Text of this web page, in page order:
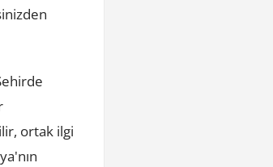
ortak ilgi